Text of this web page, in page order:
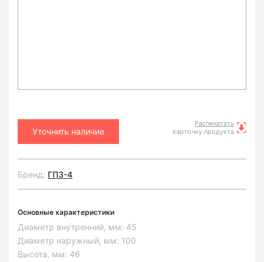
Уточнить наличие
Распечатать
карточку продукта
Бренд: ГПЗ-4
Основные характеристики
Диаметр внутренний, мм: 45
Диаметр наружный, мм: 100
Высота, мм: 46